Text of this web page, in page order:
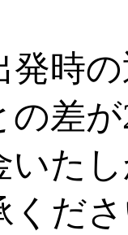
発時
の差
いた
くだ